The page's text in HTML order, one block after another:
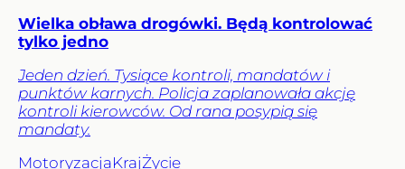
Wielka obława drogówki. Będą kontrolować
tylko jedno
Jeden dzień. Tysiące kontroli, mandatów i
punktów karnych. Policja zaplanowała akcję
kontroli kierowców. Od rana posypią się
mandaty.
MotoryzacjaKrajŻycie